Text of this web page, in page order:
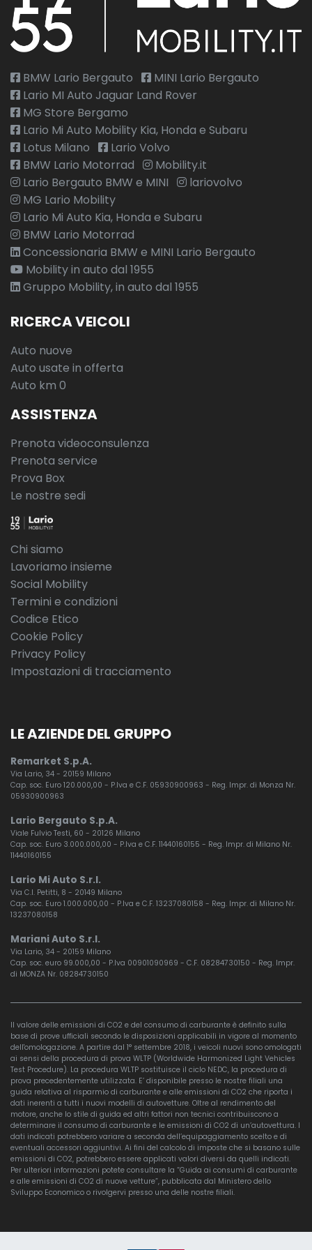
Pacchetto sicurezza
Personalizzazione colori esterni
Portaoggetti aggiuntivi
Presa 12V aggiuntiva
Radio DAB
Regolatore di velocità - Cruise Control
Retrovisore interno auto-anabbagliante
Riconoscimento segnali stradali
Sedile guidatore elettrico
Sedile riscaldato lato guidatore
Selettore stile di guida
Sensori di pioggia
Sensori parcheggio posteriori
Sistema di apertura keyless
Sistema di assistenza al mantenimento della corsia
Sistema di chiamata d'emergenza
Sistema di frenata anti collisione
Sistema di navigazione
Specchietti retrovisori elettrici
Specchietti retrovisori elettrici e riscaldabili
Spoiler
Strumentazione digitale con display
Supporto Lombare
USB
Vetri oscurati
Volante in pelle
Volante regolabile
BMW Lario Bergauto
MINI Lario Bergauto
Lario MI Auto Jaguar Land Rover
MG Store Bergamo
Lario Mi Auto Mobility Kia, Honda e Subaru
Lotus Milano
Lario Volvo
BMW Lario Motorrad
Mobility.it
Lario Bergauto BMW e MINI
lariovolvo
MG Lario Mobility
Lario Mi Auto Kia, Honda e Subaru
BMW Lario Motorrad
Concessionaria BMW e MINI Lario Bergauto
Mobility in auto dal 1955
Gruppo Mobility, in auto dal 1955
RICERCA VEICOLI
Auto nuove
Auto usate in offerta
Auto km 0
ASSISTENZA
Prenota videoconsulenza
Prenota service
Prova Box
Le nostre sedi
Chi siamo
Lavoriamo insieme
Social Mobility
Termini e condizioni
Codice Etico
Cookie Policy
Privacy Policy
Impostazioni di tracciamento
LE AZIENDE DEL GRUPPO
Remarket S.p.A.
Via Lario, 34 - 20159 Milano
Cap. soc. Euro 120.000,00 - P.Iva e C.F. 05930900963 - Reg. Impr. di Monza Nr.
05930900963
Lario Bergauto S.p.A.
Viale Fulvio Testi, 60 - 20126 Milano
Cap. soc. Euro 3.000.000,00 - P.Iva e C.F. 11440160155 - Reg. Impr. di Milano Nr.
11440160155
Lario Mi Auto S.r.l.
Via C.I. Petitti, 8 - 20149 Milano
Cap. soc. Euro 1.000.000,00 - P.Iva e C.F. 13237080158 - Reg. Impr. di Milano Nr.
13237080158
Mariani Auto S.r.l.
Via Lario, 34 - 20159 Milano
Cap. soc. euro 99.000,00 - P.Iva 00901090969 - C.F. 08284730150 - Reg. Impr.
di MONZA Nr. 08284730150
Il valore delle emissioni di CO2 e del consumo di carburante è definito sulla
base di prove ufficiali secondo le disposizioni applicabili in vigore al momento
dell'omologazione. A partire dal 1° settembre 2018, i veicoli nuovi sono omologati
ai sensi della procedura di prova WLTP (Worldwide Harmonized Light Vehicles
Test Procedure). La procedura WLTP sostituisce il ciclo NEDC, la procedura di
prova precedentemente utilizzata. E’ disponibile presso le nostre filiali una
guida relativa al risparmio di carburante e alle emissioni di CO2 che riporta i
dati inerenti a tutti i nuovi modelli di autovetture. Oltre al rendimento del
motore, anche lo stile di guida ed altri fattori non tecnici contribuiscono a
determinare il consumo di carburante e le emissioni di CO2 di un’autovettura. I
dati indicati potrebbero variare a seconda dell’equipaggiamento scelto e di
eventuali accessori aggiuntivi. Ai fini del calcolo di imposte che si basano sulle
emissioni di CO2, potrebbero essere applicati valori diversi da quelli indicati.
Per ulteriori informazioni potete consultare la “Guida ai consumi di carburante
e alle emissioni di CO2 di nuove vetture”, pubblicata dal Ministero dello
Sviluppo Economico o rivolgervi presso una delle nostre filiali.